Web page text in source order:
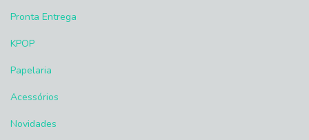
Pronta Entrega
KPOP
Papelaria
Acessórios
Novidades